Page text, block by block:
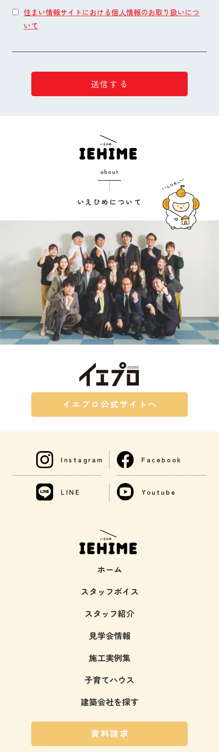
住まい情報サイトにおける個人情報のお取り扱いにつ
いて
about
いえひめについて
イエプロ公式サイトへ
ホーム
スタッフボイス
スタッフ紹介
見学会情報
施工実例集
子育てハウス
建築会社を探す
資料請求
Instagram Facebook
LINE Youtube